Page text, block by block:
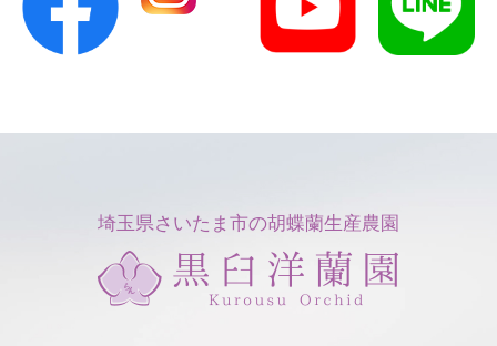
埼玉県さいたま市の胡蝶蘭生産農園